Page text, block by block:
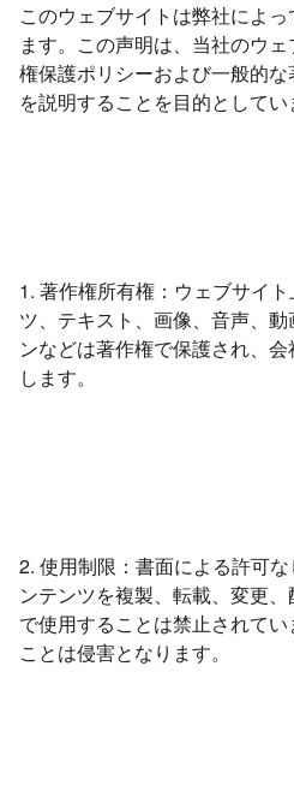
このウェブサイトは弊社によ
ます。この声明は、当社のウ
権保護ポリシーおよび一般的
を説明することを目的としてい
1. 著作権所有権：ウェブサイ
ツ、テキスト、画像、音声、
ンなどは著作権で保護され、
します。
2. 使用制限：書面による許可
ンテンツを複製、転載、変更
で使用することは禁止されて
ことは侵害となります。